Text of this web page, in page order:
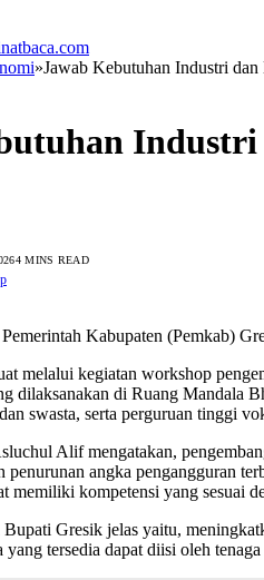
»Jawab Kebutuhan Industri
Industri
4 MINS READ
Kabupaten (Pemkab)
melalui kegiatan workshop
dilaksanakan di Ruang Mandala
swasta, serta perguruan tinggi
Alif mengatakan,
penurunan angka pengangguran
memiliki kompetensi yang sesuai
Gresik jelas yaitu,
yang tersedia dapat diisi oleh